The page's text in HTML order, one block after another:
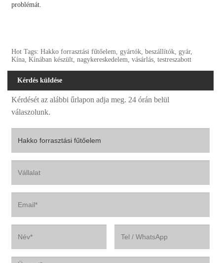
problémát.
Hot Tags: Hakko forrasztási fűtőelem, gyártók, beszállítók, gyár,
Kína, Kínában készült, nagykereskedelem, vásárlás, testreszabott
Kérdés küldése
Kérdését az alábbi űrlapon adja meg. 24 órán belül
válaszolunk.